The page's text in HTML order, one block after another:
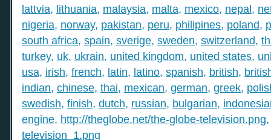
lattvia, lithuania, malaysia, malta, mexico, nepal,
nigeria, norway, pakistan, peru, philipines, poland,
south africa, spain, sverige, sweden, switzerland,
turkey, uk, ukrain, united kingdom, united states,
usa, irish, french, latin, latino, spanish, british,
indian, chinese, thai, mexican, german, greek,
swedish, finish, dutch, russian, bulgarian,
engine, http://theglobe.net/the-globe-television.png
television_1.png